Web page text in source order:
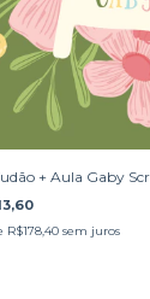
+ Aula Gaby
R$178,40 sem juros